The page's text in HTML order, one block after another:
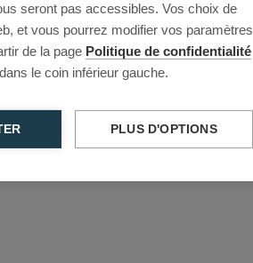
seront pas accessibles. Vos choix de
et vous pourrez modifier vos paramètres
de la page Politique de confidentialité
dans le coin inférieur gauche.
PLUS D'OPTIONS